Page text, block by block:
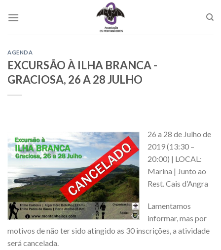
AGENDA
EXCURSÃO À ILHA BRANCA -
GRACIOSA, 26 A 28 JULHO
26 a 28 de Julho de
2019 (13:30 –
20:00) | LOCAL:
Marina | Junto ao
Rest. Cais d’Angra
Lamentamos
informar, mas por
motivos de não ter sido atingido as 30 inscrições, a atividade
será cancelada.